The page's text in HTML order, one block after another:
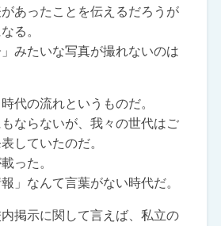
あったことを伝えるだろうが
る。
みたいな写真が撮れないのは
代の流れというものだ。
ならないが、我々の世代はご
していたのだ。
った。
」なんて言葉がない時代だ。
掲示に関して言えば、私立の